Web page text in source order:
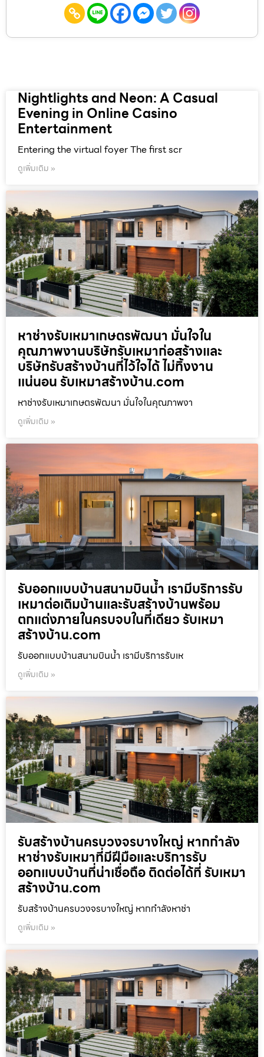
Nightlights and Neon: A Casual
Evening in Online Casino
Entertainment
Entering the virtual foyer The first scr
ดูเพิ่มเติม »
หาช่างรับเหมาเกษตรพัฒนา มั่นใจใน
คุณภาพงานบริษัทรับเหมาก่อสร้างและ
บริษัทรับสร้างบ้านที่ไว้ใจได้ ไม่ทิ้งงาน
แน่นอน รับเหมาสร้างบ้าน.com
หาช่างรับเหมาเกษตรพัฒนา มั่นใจในคุณภาพงา
ดูเพิ่มเติม »
รับออกแบบบ้านสนามบินน้ำ เรามีบริการรับ
เหมาต่อเติมบ้านและรับสร้างบ้านพร้อม
ตกแต่งภายในครบจบในที่เดียว รับเหมา
สร้างบ้าน.com
รับออกแบบบ้านสนามบินน้ำ เรามีบริการรับเห
ดูเพิ่มเติม »
รับสร้างบ้านครบวงจรบางใหญ่ หากกำลัง
หาช่างรับเหมาที่มีฝีมือและบริการรับ
ออกแบบบ้านที่น่าเชื่อถือ ติดต่อได้ที่ รับเหมา
สร้างบ้าน.com
รับสร้างบ้านครบวงจรบางใหญ่ หากกำลังหาช่า
ดูเพิ่มเติม »